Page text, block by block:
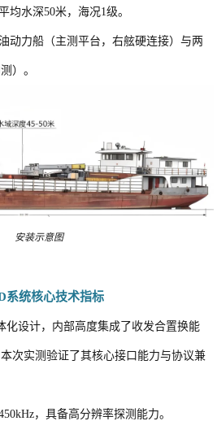
均水深50米，海况1级。
动力船（主测平台，右舷硬连接）与两
）。
安装示意图
系统核心技术指标
化设计，内部高度集成了收发合置换能
次实测验证了其核心接口能力与协议兼
，具备高分辨率探测能力。